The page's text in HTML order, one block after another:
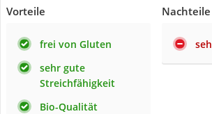
Vorteile
frei von Gluten
sehr gute
Streichfähigkeit
Bio-Qualität
Nachteile